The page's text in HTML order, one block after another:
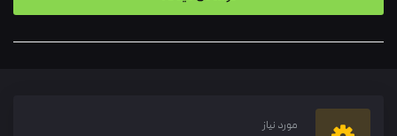
مورد نیاز